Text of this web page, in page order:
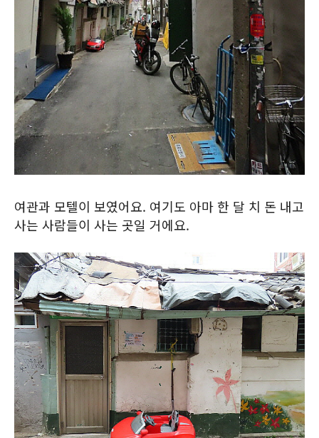
여관과 모텔이 보였어요. 여기도 아마 한 달 치 돈 내고
사는 사람들이 사는 곳일 거에요.